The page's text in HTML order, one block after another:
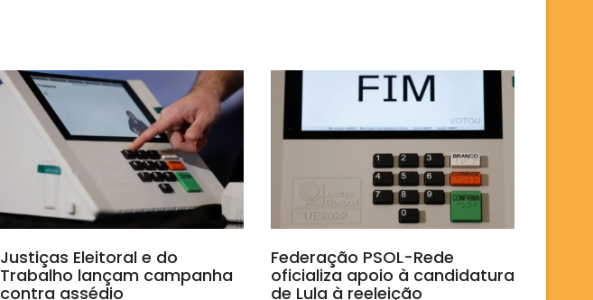
Justiças Eleitoral e do
Trabalho lançam campanha
contra assédio
Federação PSOL-Rede
oficializa apoio à candidatura
de Lula à reeleição